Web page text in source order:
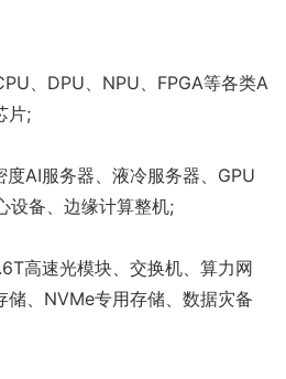
、DPU、NPU、FPGA等各类A
片;
AI服务器、液冷服务器、GPU
设备、边缘计算整机;
高速光模块、交换机、算力网
储、NVMe专用存储、数据灾备